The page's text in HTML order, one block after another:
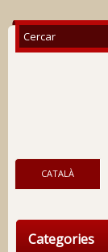
CATALÀ
Categories